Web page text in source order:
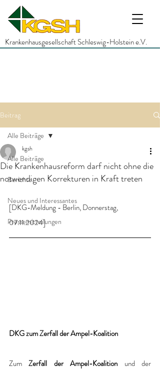
Krankenhausgesellschaft Schleswig-Holstein e.V.
Beitrag
Alle Beiträge
Berichte
Neues und Interessantes
Pressemitteilungen
Alle Beiträge
Die Krankenhausreform darf nicht ohne die
notwendigen Korrekturen in Kraft treten
kgsh
[DKG-Meldung - Berlin, Donnerstag,
07.11.2024]
DKG zum Zerfall der Ampel-Koalition
Zum Zerfall der Ampel-Koalition und der